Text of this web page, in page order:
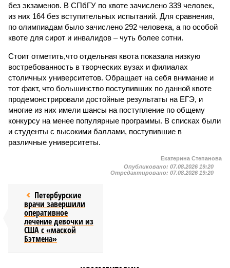
без экзаменов. В СПбГУ по квоте зачислено 339 человек,
из них 164 без вступительных испытаний. Для сравнения,
по олимпиадам было зачислено 292 человека, а по особой
квоте для сирот и инвалидов – чуть более сотни.
Стоит отметить,что отдельная квота показала низкую
востребованность в творческих вузах и филиалах
столичных университетов. Обращает на себя внимание и
тот факт, что большинство поступивших по данной квоте
продемонстрировали достойные результаты на ЕГЭ, и
многие из них имели шансы на поступление по общему
конкурсу на менее популярные программы. В списках были
и студенты с высокими баллами, поступившие в
различные университеты.
Екатерина Степанова
Опубликовано: 07.08.2026 19:20
Отредактировано: 07.08.2026 19:20
Петербурские
врачи завершили
оперативное
лечение девочки из
США с «маской
Бэтмена»